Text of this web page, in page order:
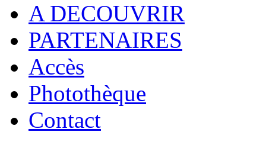
A DECOUVRIR
PARTENAIRES
Accès
Photothèque
Contact